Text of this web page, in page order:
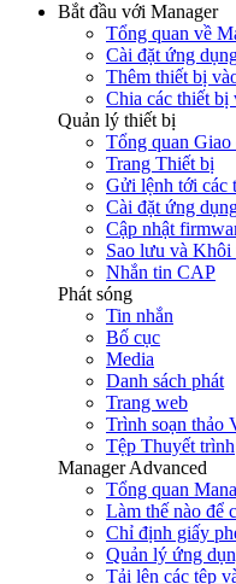
Bắt đầu với Manager
Tổng quan về
Cài đặt ứng
Thêm thiết bị
Chia các thiết bị
Quản lý thiết bị
Tổng quan
Trang Thiết bị
Gửi lệnh tới các
Cài đặt ứng
Cập nhật
Sao lưu và Khôi
Nhắn tin CAP
Phát sóng
Tin nhắn
Bố cục
Media
Danh sách phát
Trang web
Trình soạn thảo
Tệp Thuyết trình
Manager Advanced
Tổng quan
Làm thế nào để
Chỉ định giấy
Quản lý ứng
Tải lên các tệp